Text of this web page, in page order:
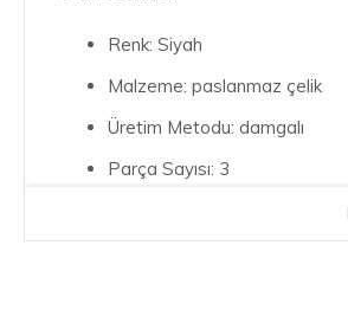
Renk: Siyah
Malzeme: paslanmaz çelik
Üretim Metodu: damgalı
Parça Sayısı: 3